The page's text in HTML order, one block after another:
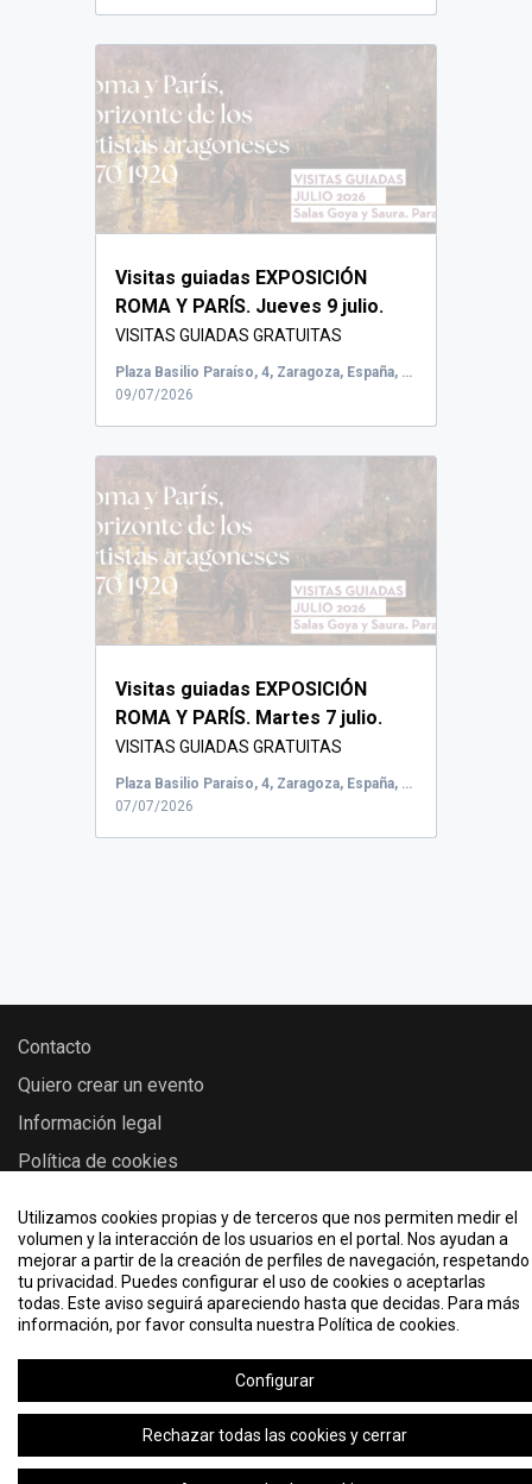
Utilizamos cookies propias y de terceros que nos permiten medir el
volumen y la interacción de los usuarios en el portal. Nos ayudan a
mejorar a partir de la creación de perfiles de navegación, respetando
tu privacidad. Puedes configurar el uso de cookies o aceptarlas
todas. Este aviso seguirá apareciendo hasta que decidas. Para más
información, por favor consulta nuestra Política de cookies.
Configurar
Rechazar todas las cookies y cerrar
Visitas guiadas EXPOSICIÓN
ROMA Y PARÍS. Jueves 9 julio.
VISITAS GUIADAS GRATUITAS
Vicerrectorado de Cu...
Plaza Basilio Paraíso, 4, Zaragoza, España, Salas Goya y Saura
09/07/2026
Visitas guiadas EXPOSICIÓN
ROMA Y PARÍS. Martes 7 julio.
VISITAS GUIADAS GRATUITAS
Vicerrectorado de Cu...
Plaza Basilio Paraíso, 4, Zaragoza, España, Salas Goya y Saura
07/07/2026
Contacto
Quiero crear un evento
Información legal
Política de cookies
KML, ICS o RSS
2026 © Eventos - Universidad de Zaragoza